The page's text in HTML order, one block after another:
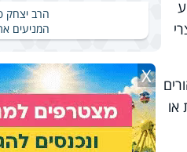
או
הרב יצחק
המניעים
X